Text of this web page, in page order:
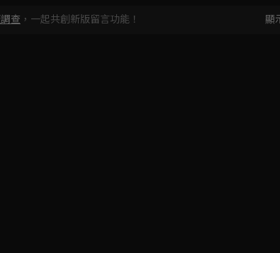
Video
查 ，一起共創新版留言功能！ 顯